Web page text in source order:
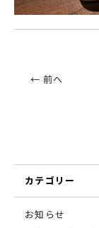
← 前へ
カテゴリー
お知らせ